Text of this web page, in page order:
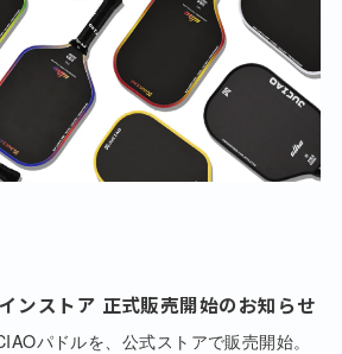
ンストア 正式販売開始のお知らせ
パドルを、公式ストアで販売開始。